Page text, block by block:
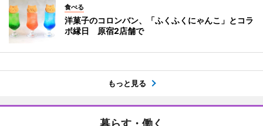
食べる
洋菓子のコロンバン、「ふくふくにゃんこ」とコラ
ボ縁日 原宿2店舗で
もっと見る
暮らす・働く